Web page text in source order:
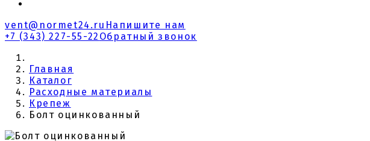
vent@normet24.ru Напишите нам
+7 (343) 227-55-22 Обратный звонок
Главная
Каталог
Расходные материалы
Крепеж
Болт оцинкованный